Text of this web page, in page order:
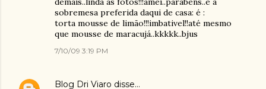
sobremesa preferida daqui de casa: é :
torta mousse de limão!!!imbativel!!até mesmo
que mousse de maracujá..kkkkk..bjus
7/10/09 3:19 PM
Blog Dri Viaro disse…